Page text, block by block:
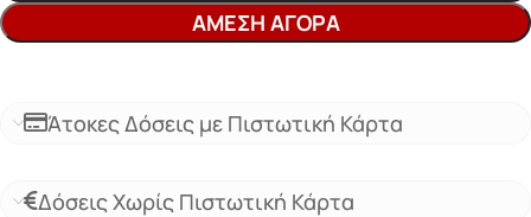
ΆΜΕΣΗ ΑΓΟΡΆ
Άτοκες Δόσεις με Πιστωτική Κάρτα
Δόσεις Χωρίς Πιστωτική Κάρτα